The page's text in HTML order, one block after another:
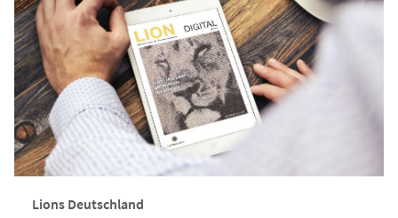
Lions Deutschland